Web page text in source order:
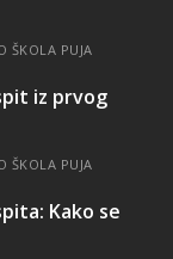
ŠKOLA PUJA
iz prvog
ŠKOLA PUJA
Kako se